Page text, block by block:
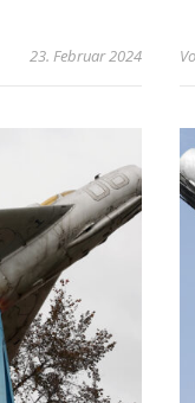
23. Februar 2024